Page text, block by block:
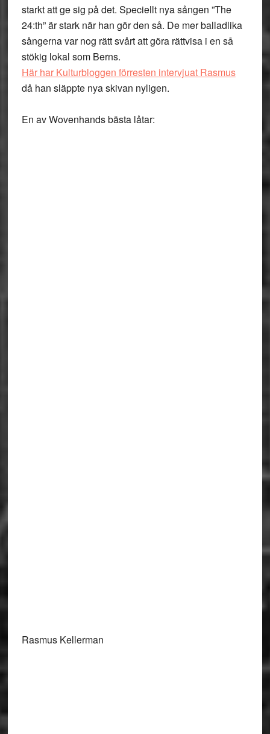
starkt att ge sig på det. Speciellt nya sången ”The
24:th” är stark när han gör den så. De mer balladlika
sångerna var nog rätt svårt att göra rättvisa i en så
stökig lokal som Berns.
Här har Kulturbloggen förresten intervjuat Rasmus
då han släppte nya skivan nyligen.
En av Wovenhands bästa låtar:
Rasmus Kellerman